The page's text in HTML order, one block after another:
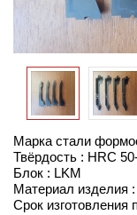
Марка стали
Твёрдость : HRC
Блок : LKM
Материал изделия
Срок